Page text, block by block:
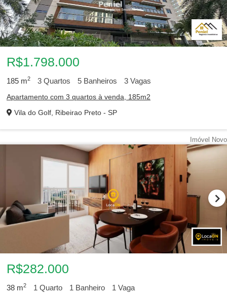
R$1.798.000
185 m2 3 Quartos 5 Banheiros 3 Vagas
Apartamento com 3 quartos à venda, 185m2
Vila do Golf, Ribeirao Preto - SP
Imóvel Novo
R$282.000
38 m2 1 Quarto 1 Banheiro 1 Vaga